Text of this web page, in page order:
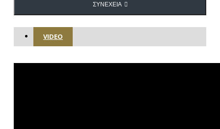
ΣΥΝΈΧΕΙΑ
VIDEO